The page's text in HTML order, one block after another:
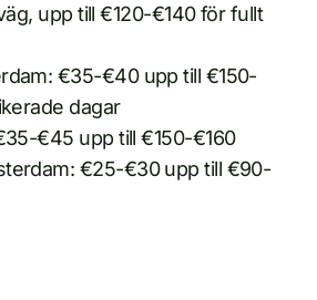
upp till €120-€140 för fullt
€35-€40 upp till €150-
dagar
€45 upp till €150-€160
€25-€30 upp till €90-